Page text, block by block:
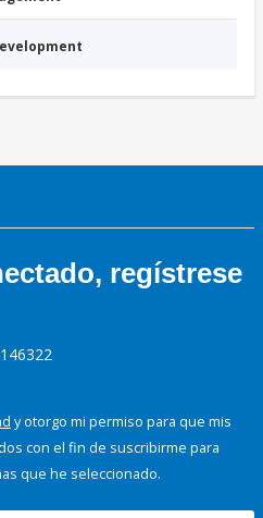
regístrese
y otorgo mi permiso para que mis
con el fin de suscribirme para
que he seleccionado.